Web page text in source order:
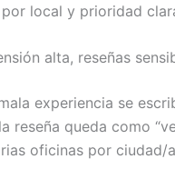
local y prioridad
alta, reseñas
experiencia se
reseña queda como
oficinas por ciudad/